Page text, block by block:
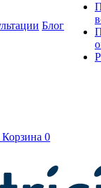
Блог
Корзина 0